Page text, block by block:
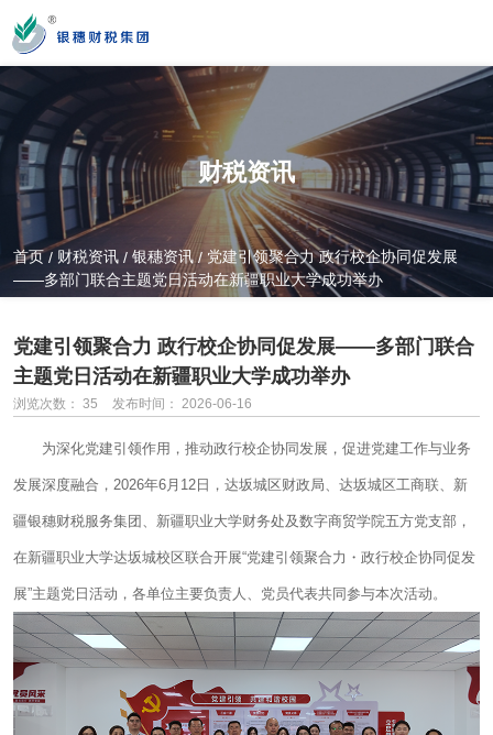
您好！新疆银穗财税服务集团股份有限公司官方网站！
营业时间
MON-SAT 10：00-19：00
新疆乌市新医路89号新星大厦14楼
财税资讯
首页/ 财税资讯 / 银穗资讯 / 党建引领聚合力 政行校企协同促发展
——多部门联合主题党日活动在新疆职业大学成功举办
党建引领聚合力 政行校企协同促发展——多部门联合
主题党日活动在新疆职业大学成功举办
浏览次数： 35 发布时间： 2026-06-16
为深化党建引领作用，推动政行校企协同发展，促进党建工作与业务
发展深度融合，2026年6月12日，达坂城区财政局、达坂城区工商联、新
疆银穗财税服务集团、新疆职业大学财务处及数字商贸学院五方党支部，
在新疆职业大学达坂城校区联合开展“党建引领聚合力・政行校企协同促发
展”主题党日活动，各单位主要负责人、党员代表共同参与本次活动。